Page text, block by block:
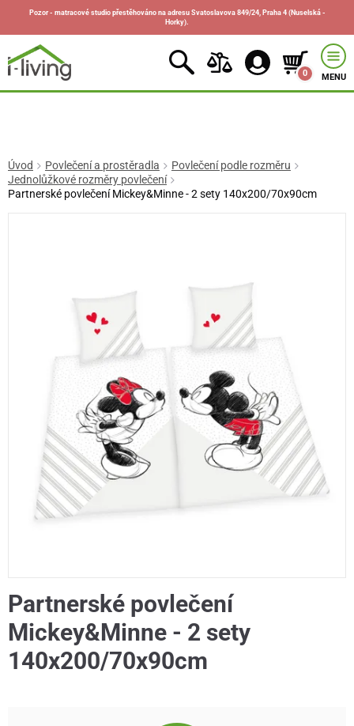
Pozor - matracové studio přestěhováno na adresu Svatoslavova 849/24, Praha 4 (Nuselská -
Horky).
0 MENU
Úvod Povlečení a prostěradla
Povlečení podle rozměru
Jednolůžkové rozměry povlečení
Partnerské povlečení Mickey&Minne - 2 sety 140x200/70x90cm
Partnerské povlečení
Mickey&Minne - 2 sety
140x200/70x90cm